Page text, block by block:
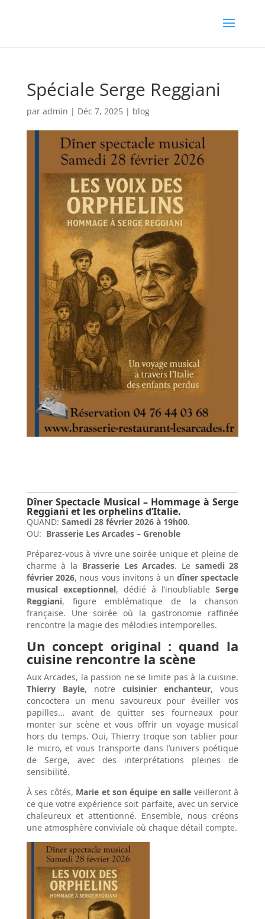
Spéciale Serge Reggiani
par admin | Déc 7, 2025| blog
Dîner Spectacle Musical – Hommage à Serge
Reggiani et les orphelins d’Italie.
QUAND: Samedi 28 février 2026 à 19h00.
OU: Brasserie Les Arcades – Grenoble
Préparez-vous à vivre une soirée unique et pleine de
charme à la Brasserie Les Arcades. Le samedi 28
février 2026, nous vous invitons à un dîner spectacle
musical exceptionnel, dédié à l’inoubliableSerge
Reggiani, figure emblématique de la chanson
française. Une soirée où la gastronomie raffinée
rencontre la magie des mélodies intemporelles.
Un concept original : quand la
cuisine rencontre la scène
Aux Arcades, la passion ne se limite pas à la cuisine.
Thierry Bayle, notrecuisinier enchanteur, vous
concoctera un menu savoureux pour éveiller vos
papilles… avant de quitter ses fourneaux pour
monter sur scène et vous offrir un voyage musical
hors du temps. Oui, Thierry troque son tablier pour
le micro, et vous transporte dans l’univers poétique
de Serge, avec des interprétations pleines de
sensibilité.
À ses côtés, Marie et son équipe en salle veilleront à
ce que votre expérience soit parfaite, avec un service
chaleureux et attentionné. Ensemble, nous créons
une atmosphère conviviale où chaque détail compte.